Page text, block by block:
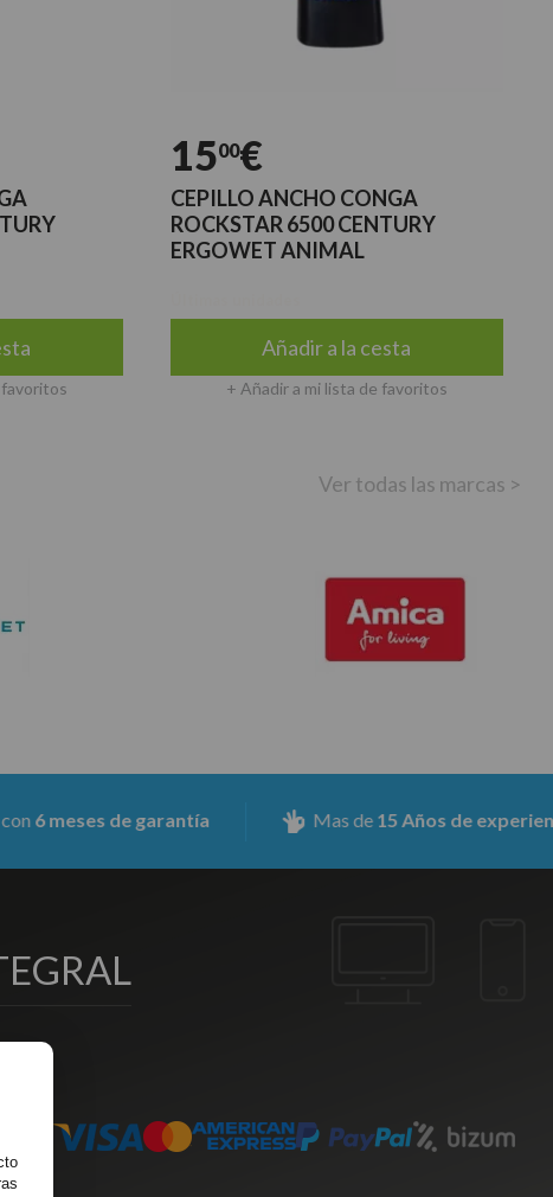
favoritos
1500€
CEPILLO ANCHO CONGA
ROCKSTAR 6500 CENTURY
ERGOWET ANIMAL
Añadir a la cesta
+ Añadir a mi lista de favoritos
Ver todas las marcas >
de garantía Mas de15 Años de experiencia